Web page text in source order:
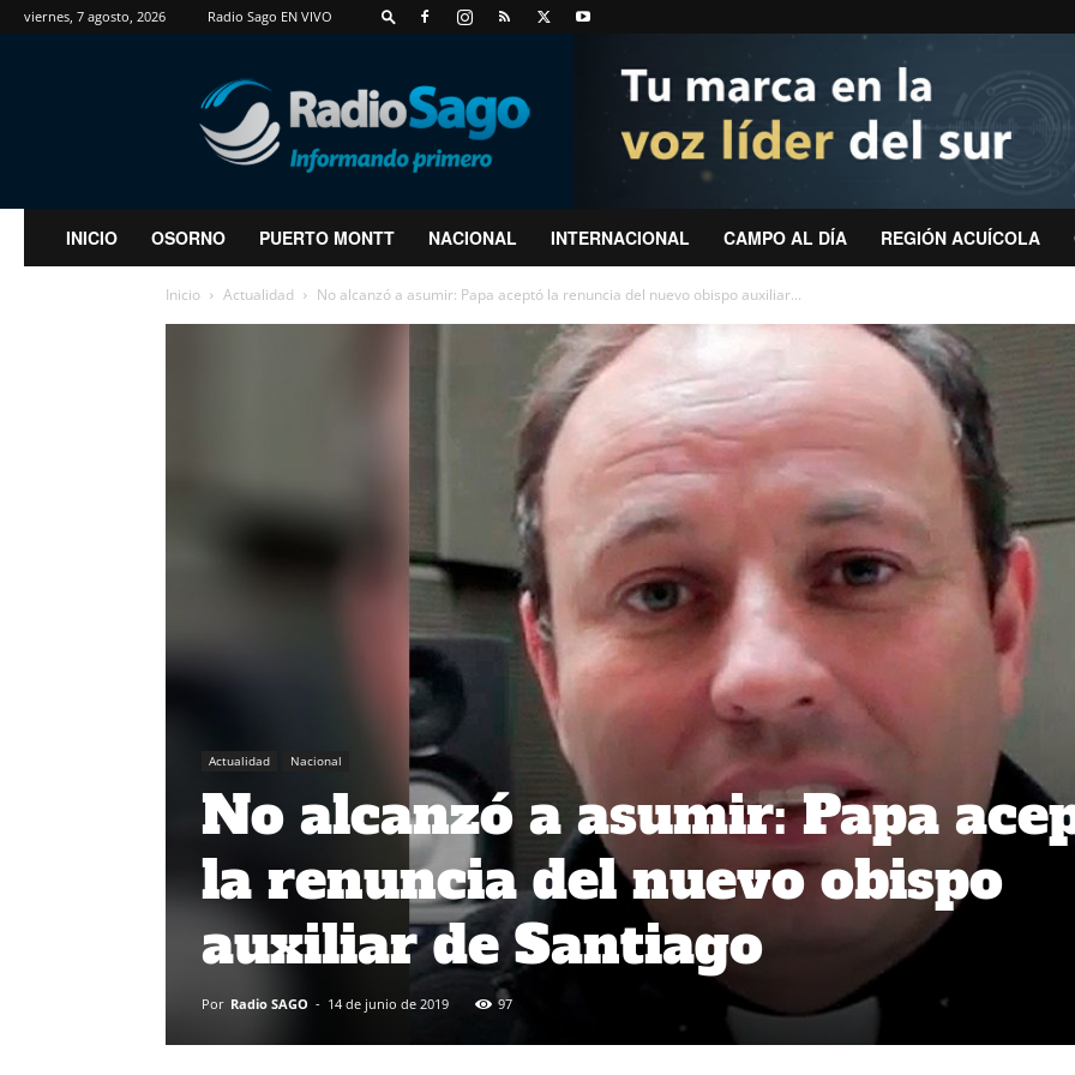
viernes, 7 agosto, 2026 Radio Sago EN VIVO
RadioSago
INICIO OSORNO PUERTO MONTT NACIONAL INTERNACIONAL CAMPO AL DÍA REGIÓN ACUÍCOLA
Inicio Actualidad No alcanzó a asumir: Papa aceptó la renuncia del nuevo obispo auxiliar...
Actualidad Nacional
No alcanzó a asumir: Papa
la renuncia del nuevo obispo
auxiliar de Santiago
Por Radio SAGO - 14 de junio de 2019 97